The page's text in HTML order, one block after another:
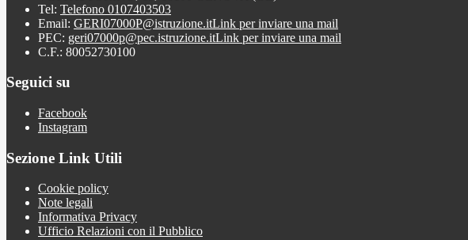
Tel: Telefono 0107403503
Email: GERI07000P@istruzione.itLink per inviare una mail
PEC: geri07000p@pec.istruzione.itLink per inviare una mail
C.F.: 80052730100
Seguici su
Facebook
Instagram
Sezione Link Utili
Cookie policy
Note legali
Informativa Privacy
Ufficio Relazioni con il Pubblico